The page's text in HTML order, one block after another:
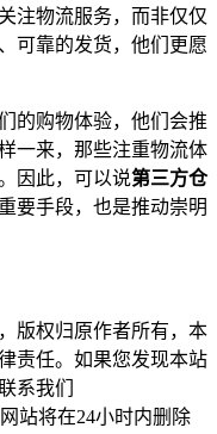
注物流服务，而非仅仅
可靠的发货，他们更愿
的购物体验，他们会推
一来，那些注重物流体
因此，可以说第三方仓
要手段，也是推动崇明
版权归原作者所有，本
责任。如果您发现本站
系我们
站将在24小时内删除